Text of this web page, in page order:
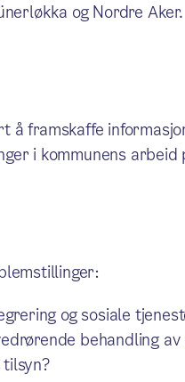
og Nordre Aker.
framskaffe
i kommunens arbeid
og sosiale
behandling